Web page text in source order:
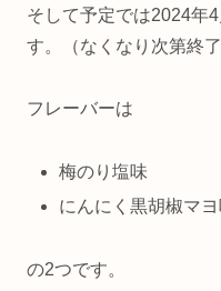
そして予定では2024年
す。（なくなり次第終了
フレーバーは
梅のり塩味
にんにく黒胡椒マヨ
の2つです。